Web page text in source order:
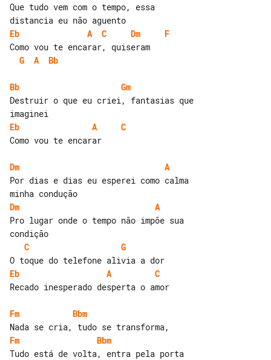
Que tudo vem com o tempo, essa
Eb
A C Dm
F
G
A Bb
Bb
Gm
Destruir o que eu criei, fantasias que
Eb
A
C
Como vou te encarar
Dm
A
Por dias e dias eu esperei como calma
Dm
A
Pro lugar onde o tempo não impõe sua
C
G
Eb
A
C
Recado inesperado desperta o amor
Fm
Bbm
Fm
Bbm